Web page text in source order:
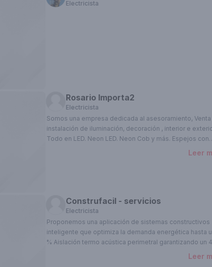
Electricista
Rosario Importa2
Electricista
Somos una empresa dedicada al asesoramiento, Venta
instalación de iluminación, decoración , interior e
Todo en LED. Neon LED. Neon Cob y más. Espejos con
Leer
Construfacil - servicios
Electricista
Proponemos una aplicación de sistemas constructivos
inteligente que optimiza la demanda energética hasta
% Aislación termo acústica perimetral garantizando un
un 50% de ahorro energía por confort y insonorización
Leer